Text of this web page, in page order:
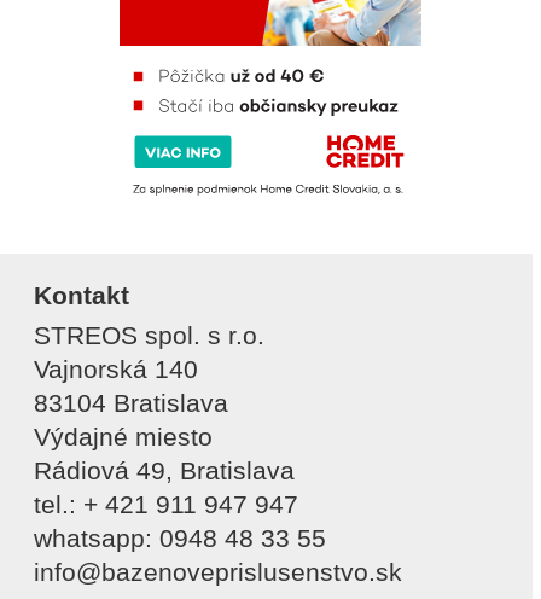
Kontakt
STREOS spol. s r.o.
Vajnorská 140
83104 Bratislava
Výdajné miesto
Rádiová 49, Bratislava
tel.: + 421 911 947 947
whatsapp: 0948 48 33 55
info@bazenoveprislusenstvo.sk